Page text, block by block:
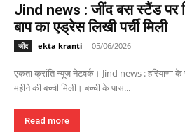
Jind news : जींद बस स्टैंड पर
बाप का एड्रेस लिखी पर्ची मिली
जींद ekta kranti - 05/06/2026
एकता क्रांति न्यूज नेटवर्क। Jind news : हरियाणा
महीने की बच्ची मिली। बच्ची के पास...
Read more